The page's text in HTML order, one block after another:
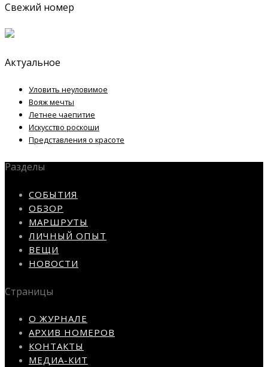
Свежий номер
Актуальное
Уловить неуловимое
Вояж мечты
Летнее чаепитие
Искусство роскоши
Представления о красоте
Разделы
СОБЫТИЯ
ОБЗОР
МАРШРУТЫ
ЛИЧНЫЙ ОПЫТ
ВЕЩИ
НОВОСТИ
Страницы
О ЖУРНАЛЕ
АРХИВ НОМЕРОВ
КОНТАКТЫ
МЕДИА-КИТ